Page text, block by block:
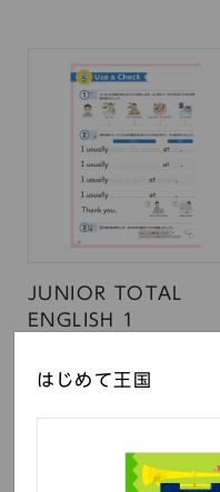
JUNIOR TOTAL
ENGLISH 1
はじめて王国